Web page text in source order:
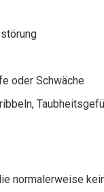
oder Schwäche
normalerweise